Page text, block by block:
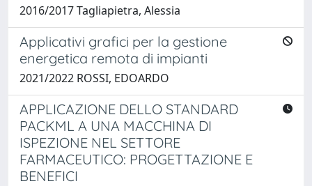
2016/2017 Tagliapietra, Alessia
Applicativi grafici per la gestione
energetica remota di impianti
2021/2022 ROSSI, EDOARDO
APPLICAZIONE DELLO STANDARD
PACKML A UNA MACCHINA DI
ISPEZIONE NEL SETTORE
FARMACEUTICO: PROGETTAZIONE E
BENEFICI